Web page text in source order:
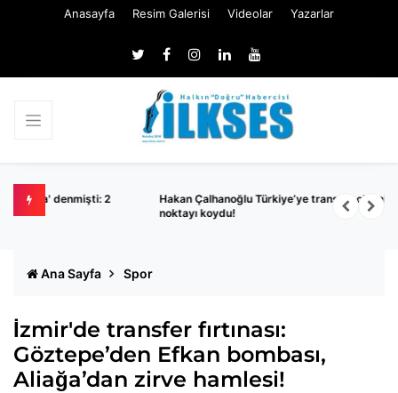
Anasayfa Resim Galerisi Videolar Yazarlar
Hakan Çalhanoğlu Türkiye’ye transfer olacak mı? Milli yıldız son
Ana Sayfa Spor
İzmir'de transfer fırtınası:
Göztepe’den Efkan bombası,
Aliağa’dan zirve hamlesi!